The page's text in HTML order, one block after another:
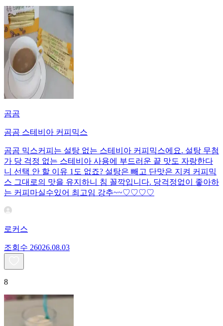
곰곰
곰곰 스테비아 커피믹스
곰곰 믹스커피는 설탕 없는 스테비아 커피믹스에요. 설탕 무첨
가 당 걱정 없는 스테비아 사용에 부드러운 끝 맛도 자랑한다
니 선택 안 할 이유 1도 없죠? 설탕은 빼고 단맛은 지켜 커피믹
스 그대로의 맛을 유지하니 침 꼴깍입니다. 당걱정없이 좋아하
는 커피마실수있어 최고임 강추~~♡♡♡♡
로커스
조회수 26026.08.03
8